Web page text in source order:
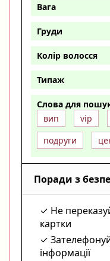
Вага
Груди
Колір волосся
Типаж
Слова для
вип
vip
подруги
Поради з
Не
картки
інформації